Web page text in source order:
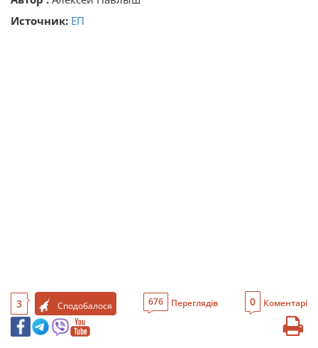
Источник: ЕП
3 Сподобалося 676 Переглядів 0 Коментарі